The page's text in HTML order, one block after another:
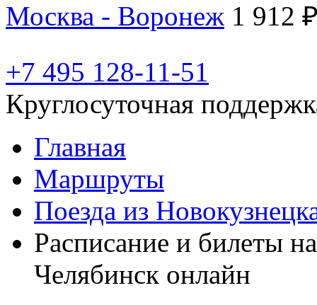
Москва - Воронеж 1 912
+7 495 128-11-51
Круглосуточная
Главная
Маршруты
Поезда из
Расписание и билеты
Челябинск онлайн